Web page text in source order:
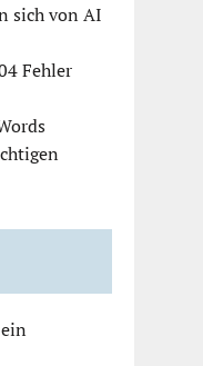
sich von AI
Fehler